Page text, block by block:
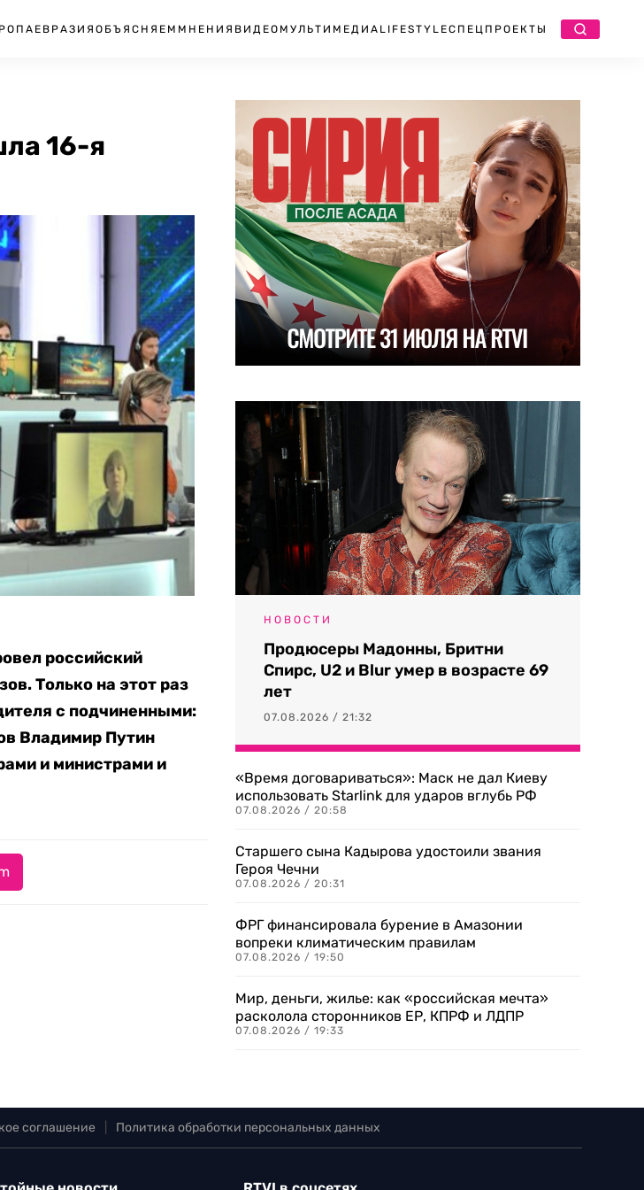
ЕВРАЗИЯ ОБЪЯСНЯЕМ МНЕНИЯ ВИДЕО МУЛЬТИМЕДИА LIFESTYLEСПЕЦПРОЕКТЫ
16-я
российский
Только на этот раз
с подчиненными:
Владимир Путин
и министрами и
НОВОСТИ
Продюсеры Мадонны, Бритни
Спирс, U2 и Blur умер в возрасте 69
лет
07.08.2026 / 21:32
«Время договариваться»: Маск не дал Киеву
использовать Starlink для ударов вглубь РФ
07.08.2026 / 20:58
Старшего сына Кадырова удостоили звания
Героя Чечни
07.08.2026 / 20:31
ФРГ финансировала бурение в Амазонии
вопреки климатическим правилам
07.08.2026 / 19:50
Мир, деньги, жилье: как «российская мечта»
расколола сторонников ЕР, КПРФ и ЛДПР
07.08.2026 / 19:33
соглашение Политика обработки персональных данных